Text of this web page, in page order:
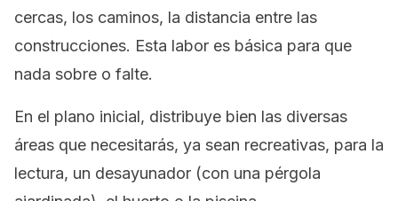
cercas, los caminos, la distancia entre las
construcciones. Esta labor es básica para que
nada sobre o falte.
En el plano inicial, distribuye bien las diversas
áreas que necesitarás, ya sean recreativas, para la
lectura, un desayunador (con una pérgola